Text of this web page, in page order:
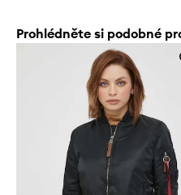
Prohlédněte si podobné